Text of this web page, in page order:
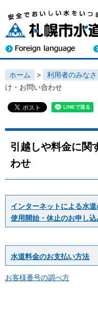
ホーム > 利用者のみな
け・お問い合わせ
引越しや料金に関
わせ
インターネットによる水道
使用開始・休止のお申し込
水道料金のお支払い方法
お客様番号の調べ方